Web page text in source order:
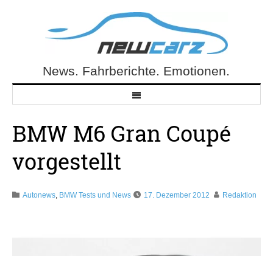
NewCarz.deNews. Fahrberichte. Emotionen.
BMW M6 Gran Coupé
vorgestellt
Autonews, BMW Tests und News 17. Dezember 2012 Redaktion